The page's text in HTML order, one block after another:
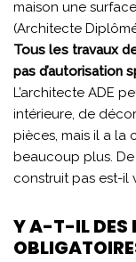
maison une
(Architecte
Tous les travaux
pas d’autorisation
L’architecte ADE
intérieure, de
pièces, mais il a la
beaucoup plus.
construit pas est-il
Y A-T-IL DES